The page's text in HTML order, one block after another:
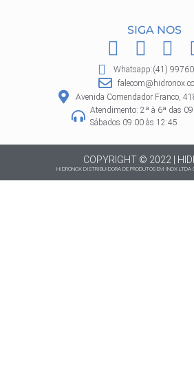
SIGA NOS
F
a
c
e
b
o
o
k
I
n
s
t
a
g
r
a
P
i
n
t
e
r
e
s
Whatsapp:(41)
Avenida Comendador Franco,
Atendimento: 2ª à 6ª das
Sábados 09:00 às 12:45
COPYRIGHT © 2022 |
HIDRONOX DISTRIBUIDORA DE PRODUTOS EM INOX